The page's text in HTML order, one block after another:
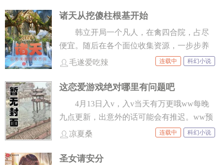
【力量*10】，【速度*5】，【杀戮刀意*3】
……你捡了起来，力量和速度有所提升，并
获得杀戮刀意，你变得超凶！ 你打败一名炼
【圣血霸体*1】……你捡了起来，力量和速
度有所提升，走了狗屎运竟然获得逆天体质
圣血霸体！ 你杀死一头星兽，掉落【力量
*15】，【速度*12】，【兽结核*1】……你
捡了起来，力量和速度有所提升，并将兽结
核卖掉，大赚了10000000…… …… 你这一生
斩了路过的无辜神魔，在家练刀不小心把星
诸天从挖傻柱根基开始
韩立开局一个凡人，在禽四合院，占尽
便宜。随后在各个面位收集资源，一步步养
成一方大世界。执行天道权柄的故事。
毛遂爱吃辣 连载中 科幻小说
这恋爱游戏绝对哪里有问题吧
4月13日入v，入v当天有万更哦ww每晚
九点更新，出意外的话可能会有推迟。ww预
收文：《穿书后在火葬场原地起飞》点开专
迹》游戏世界，请玩家选择所需要攻略的目
凉夏桑 连载中 科幻小说
圣女请安分